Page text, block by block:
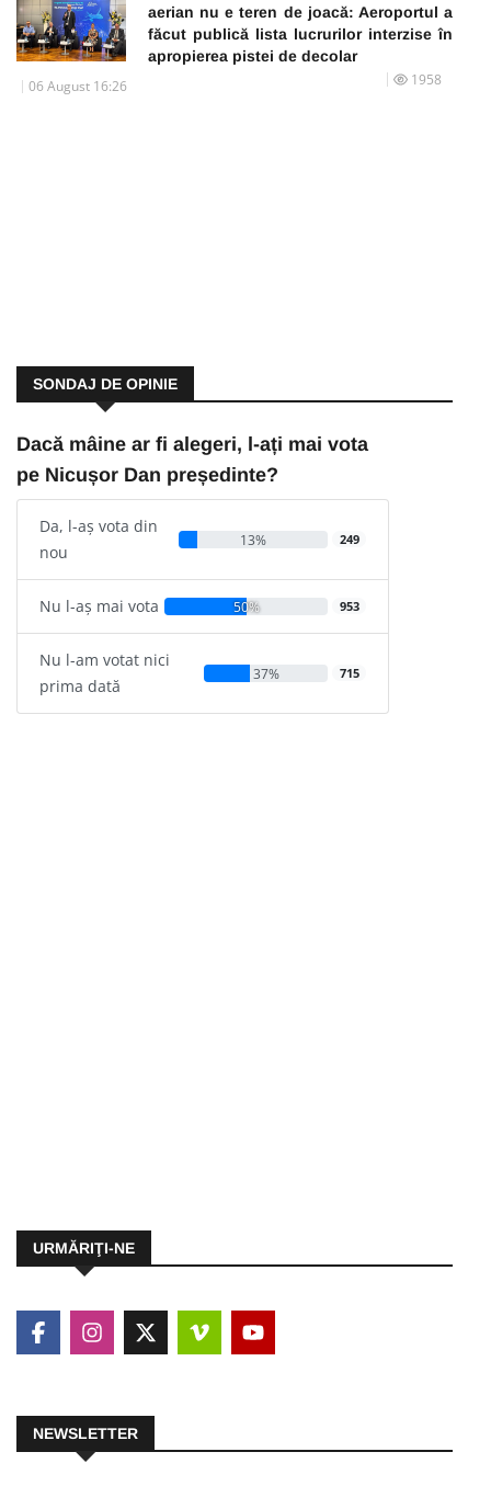
aerian nu e teren de joacă: Aeroportul a
făcut publică lista lucrurilor interzise în
apropierea pistei de decolar
06 August 16:26 1958
SONDAJ DE OPINIE
Dacă mâine ar fi alegeri, l-ați mai vota
pe Nicușor Dan președinte?
Da, l-aș vota din
nou
13% 249
Nu l-aș mai vota 50% 953
Nu l-am votat nici
prima dată
37% 715
URMĂRIŢI-NE
NEWSLETTER